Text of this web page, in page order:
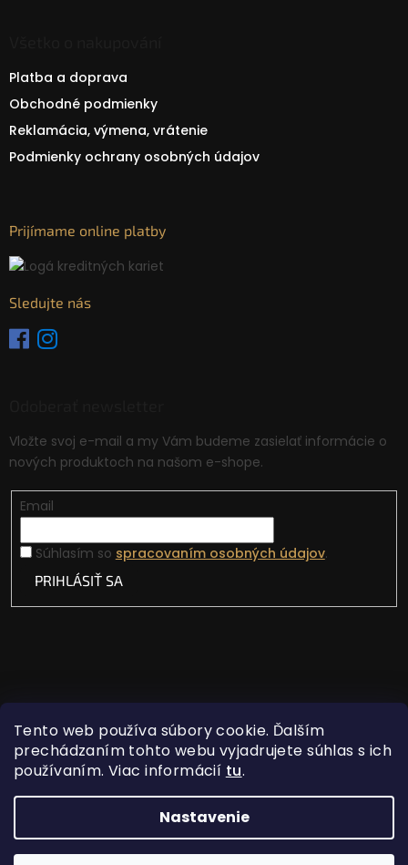
Tento web používa súbory cookie. Ďalším
prechádzaním tohto webu vyjadrujete súhlas s ich
používaním. Viac informácií tu.
Nastavenie
Platba a doprava
Obchodné podmienky
Reklamácia, výmena, vrátenie
Podmienky ochrany osobných údajov
Prijímame online platby
Sledujte nás
Vložte svoj e-mail a my Vám budeme zasielať informácie o
nových produktoch na našom e-shope.
Email
Súhlasím so spracovaním osobných údajov.
PRIHLÁSIŤ SA
Vytvoril Shoptet
Copyright 2026Lovecká vášeň. Všetky práva